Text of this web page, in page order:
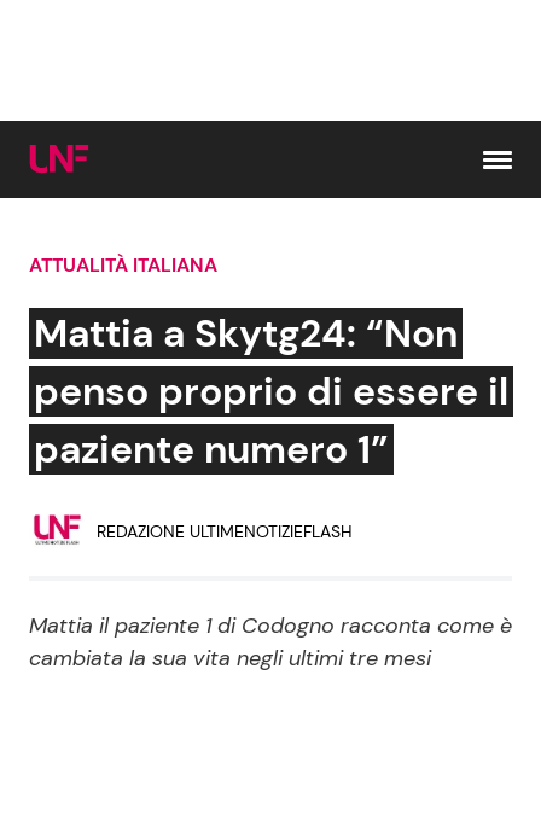
Cerca:
News e Cronaca
Attualità Italiana
Persone Scomparse
Gossip e TV
Bellezze VIP
Programmi TV
ATTUALITÀ ITALIANA
Mattia a Skytg24: “Non
penso proprio di essere il
paziente numero 1”
REDAZIONE ULTIMENOTIZIEFLASH
Mattia il paziente 1 di Codogno racconta come è
cambiata la sua vita negli ultimi tre mesi